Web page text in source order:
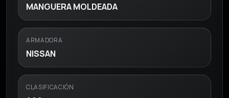
MANGUERA MOLDEADA
ARMADORA
NISSAN
CLASIFICACIÓN